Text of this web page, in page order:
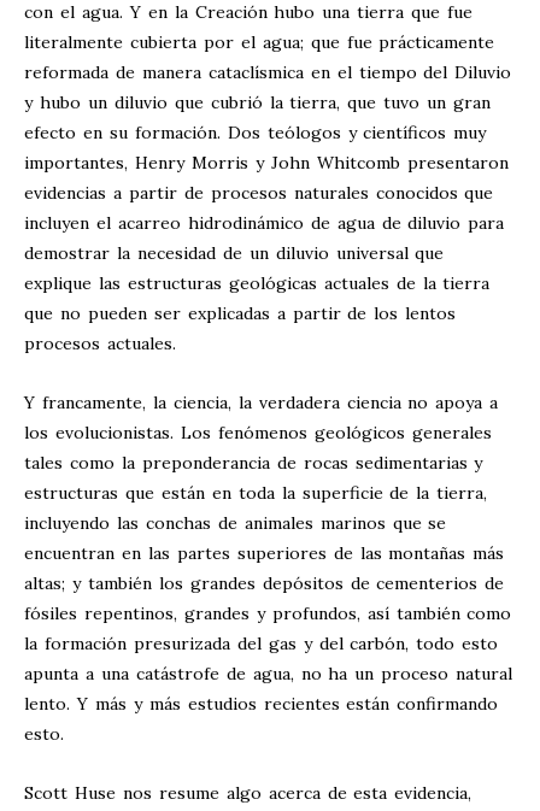
con el agua. Y en la Creación hubo una tierra que fue
literalmente cubierta por el agua; que fue prácticamente
reformada de manera cataclísmica en el tiempo del Diluvio
y hubo un diluvio que cubrió la tierra, que tuvo un gran
efecto en su formación. Dos teólogos y científicos muy
importantes, Henry Morris y John Whitcomb presentaron
evidencias a partir de procesos naturales conocidos que
incluyen el acarreo hidrodinámico de agua de diluvio para
demostrar la necesidad de un diluvio universal que
explique las estructuras geológicas actuales de la tierra
que no pueden ser explicadas a partir de los lentos
procesos actuales.
Y francamente, la ciencia, la verdadera ciencia no apoya a
los evolucionistas. Los fenómenos geológicos generales
tales como la preponderancia de rocas sedimentarias y
estructuras que están en toda la superficie de la tierra,
incluyendo las conchas de animales marinos que se
encuentran en las partes superiores de las montañas más
altas; y también los grandes depósitos de cementerios de
fósiles repentinos, grandes y profundos, así también como
la formación presurizada del gas y del carbón, todo esto
apunta a una catástrofe de agua, no ha un proceso natural
lento. Y más y más estudios recientes están confirmando
esto.
Scott Huse nos resume algo acerca de esta evidencia,